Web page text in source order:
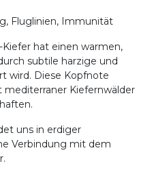
Fluglinien, Immunität
hat einen warmen,
subtile harzige und
wird. Diese Kopfnote
mediterraner Kiefernwälder
uns in erdiger
Verbindung mit dem